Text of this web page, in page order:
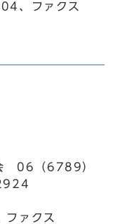
、ファクス
06（6789）
ファクス